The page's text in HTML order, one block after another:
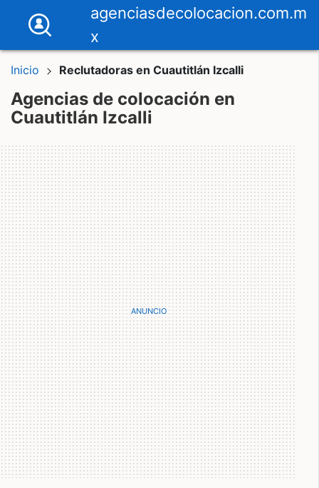
agenciasdecolocacion.com.m
x
Inicio Reclutadoras en Cuautitlán Izcalli
Agencias de colocación en
Cuautitlán Izcalli